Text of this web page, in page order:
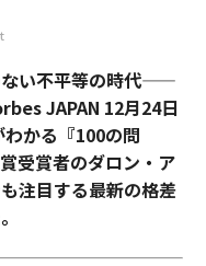
ない不平等の時代——
JAPAN 12月24日
かる『100の問
受賞者のダロン・ア
注目する最新の格差